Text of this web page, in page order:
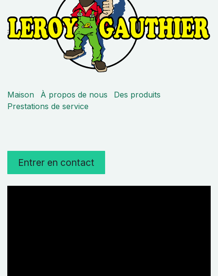
Maison À propos de nous
Des produits
Prestations de service
Entrer en contact